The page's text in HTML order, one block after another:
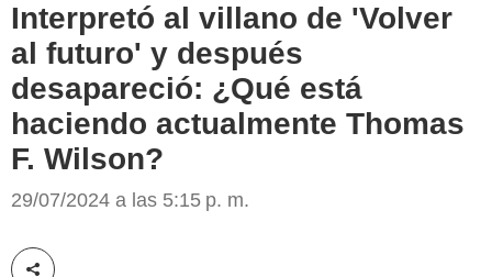
Interpretó al villano de 'Volver
al futuro' y después
desapareció: ¿Qué está
haciendo actualmente Thomas
F. Wilson?
29/07/2024 a las 5:15 p. m.
The Guardian